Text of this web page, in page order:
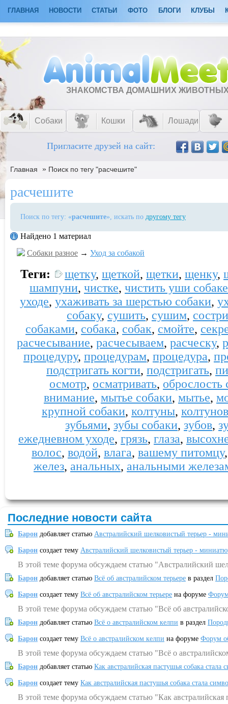
ГЛАВНАЯ НОВОСТИ СТАТЬИ ФОТО БЛОГИ КЛУБЫ
ЗНАКОМСТВА ДОМАШНИХ
Собаки Кошки Лошади
Пригласите друзей на сайт:
Главная » Поиск по тегу "расчешите"
расчешите
Поиск по тегу: «расчешите», искать по другому тегу
Найдено 1 материал
Собаки разное → Уход за собакой
Теги: щетку, щеткой, щетки, щенку,
шампуни, чистке, чистить уши собаке
уходе, ухаживать за шерстью собаки,
собаку, сушить, сушим,
собаками, собака, собак, смойте,
расчесывание, расчесываем, расческу,
процедуру, процедурам, процедура,
подстригать когти, подстригать,
осмотр, осматривать, оброслость
внимание, мытье собаки, мытье,
крупной собаки, колтуны, колтунов
зубьями, зубы собаки, зубов,
ежедневном уходе, грязь, глаза,
волос, водой, влага, вашему питомцу
желез, анальных, анальными
Последние новости сайта
Барон добавляет статью Австралийский шелковистый терьер -
Барон создает тему Австралийский шелковистый терьер -
В этой теме форума обсуждаем статью "Австралийский
Барон добавляет статью Всё об австралийском терьере в раздел
Барон создает тему Всё об австралийском терьере на форуме
В этой теме форума обсуждаем статью "Всё об
Барон добавляет статью Всё о австралийском келпи в раздел
Барон создает тему Всё о австралийском келпи на форуме Форум
В этой теме форума обсуждаем статью "Всё о
Барон добавляет статью Как австралийская пастушья собака
Барон создает тему Как австралийская пастушья собака стала
В этой теме форума обсуждаем статью "Как